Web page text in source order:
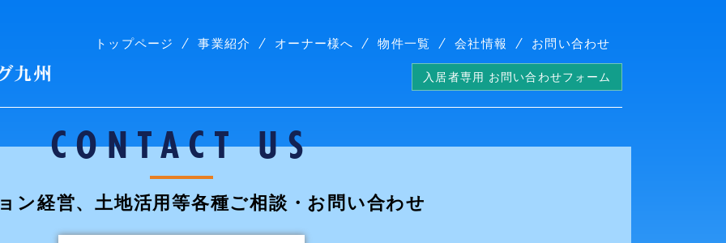
株式会社コープリビング九州
トップページ 事業紹介 オーナー様へ 物件一覧 会社情報 お問い合わせ
入居者専用 お問い合わせフォーム
CONTACT US
ン経営、土地活用等各種ご相談・お問い合わせ